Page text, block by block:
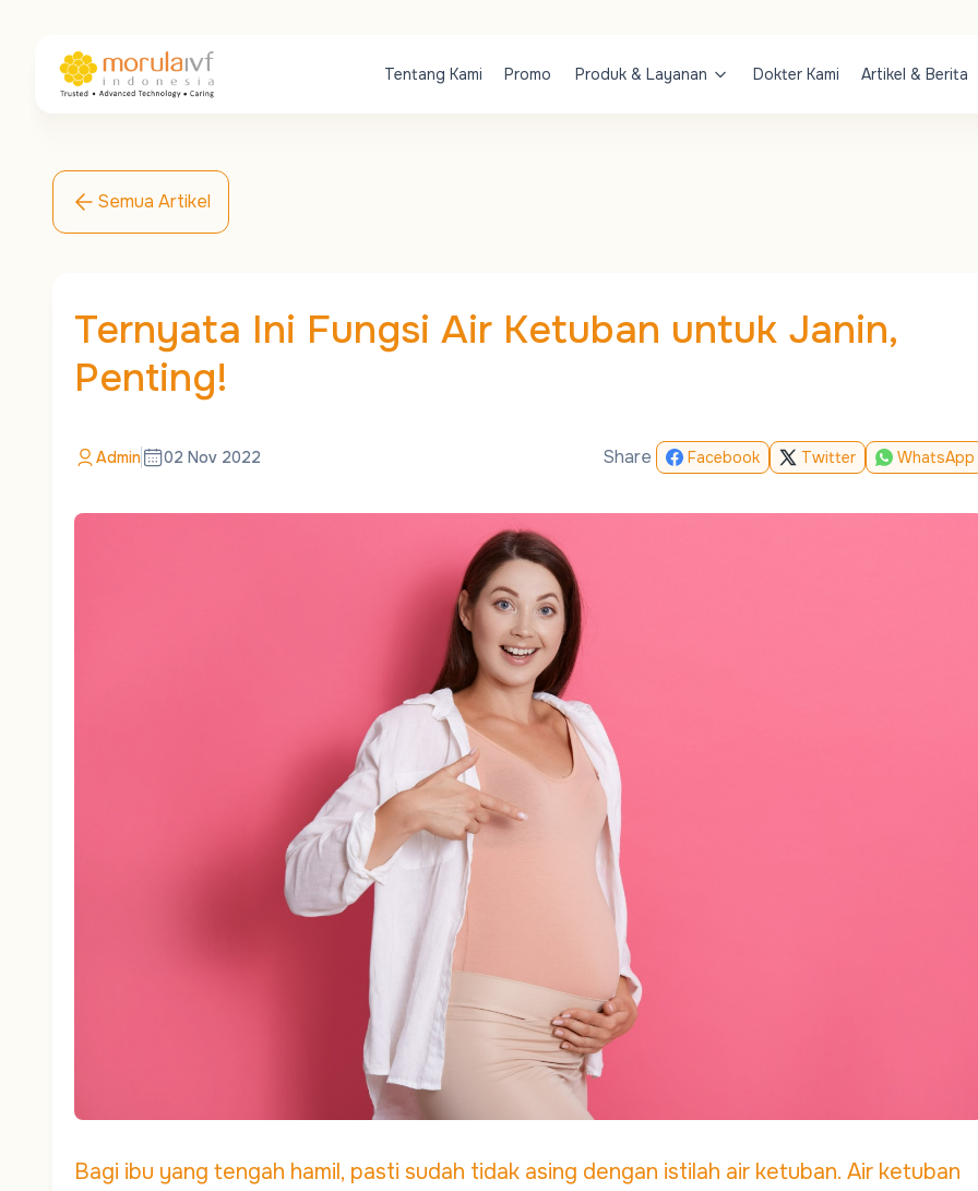
Tentang Kami Promo Produk & Layanan Dokter Kami Artikel & Berita
Semua Artikel
Ternyata Ini Fungsi Air Ketuban untuk Janin,
Penting!
Admin 02 Nov 2022 Share Facebook Twitter WhatsApp
Bagi ibu yang tengah hamil, pasti sudah tidak asing dengan istilah air ketuban. Air ketuban